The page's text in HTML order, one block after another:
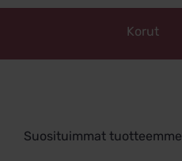
Korut
Suosituimmat tuotteemme